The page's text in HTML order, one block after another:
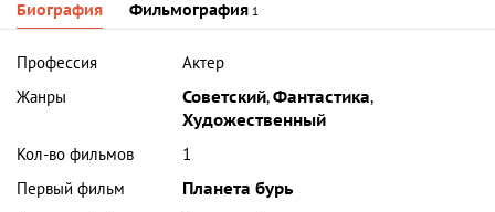
Биография Фильмография 1
Профессия
Актер
Жанры
Советский,Фантастика,
Художественный
Кол-во фильмов
1
Первый фильм
Планета бурь